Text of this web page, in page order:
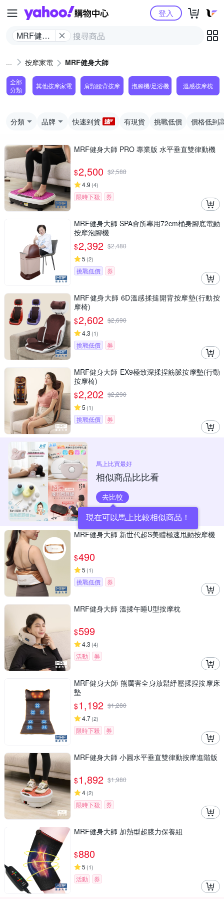
Yahoo購物中心
MRF健身
登入
按摩家電 MRF健身大師
全部
分類
其他按摩家電 肩頸腰背按摩 泡腳機/足浴機 溫感按摩枕
分類 品牌 快速到貨 有現貨 挑戰低價 價格低到
MRF健身大師 PRO 專業版 ⽔平垂直雙律動機
$2,500 $2,588
4.9 (4)
限時下殺 券
MRF健身大師 SPA會所專用72cm桶身腳底電動
按摩泡腳機
$2,392 $2,480
5 (2)
挑戰低價 券
MRF健身大師 6D溫感揉搥開背按摩墊(行動按
摩椅)
$2,602 $2,690
4.3 (1)
挑戰低價 券
MRF健身大師 EX9極致深揉捏筋脈按摩墊(行動
按摩椅)
$2,202 $2,290
5 (1)
挑戰低價 券
馬上比買最好
相似商品比比看
去比較
現在可以馬上比較相似商品！
MRF健身大師 新世代超S美體極速甩動按摩機
$490
5 (1)
挑戰低價 券
MRF健身大師 溫揉午睡U型按摩枕
$599
4.3 (4)
活動 券
MRF健身大師 熊厲害全身放鬆紓壓揉捏按摩床
墊
$1,192 $1,280
4.7(2)
限時下殺 券
MRF健身大師 ⼩圓⽔平垂直雙律動按摩進階版
$1,892 $1,980
4(2)
限時下殺 券
MRF健身大師 加熱型超膝力保養組
$880
5 (1)
活動 券